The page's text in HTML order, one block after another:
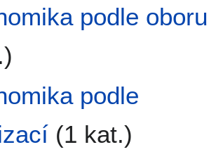
podle oboru
podle
(1 kat.)